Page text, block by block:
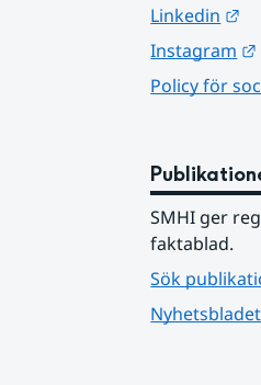
Linkedin
Instagram
Policy för
SMHI ger
faktablad.
Sök